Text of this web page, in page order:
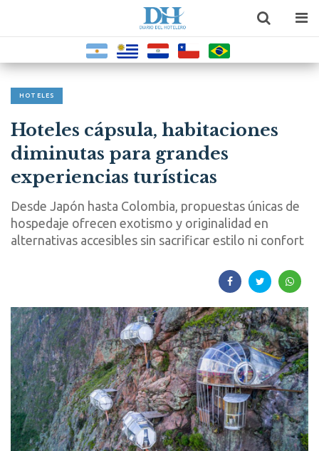
HOTELES
Hoteles cápsula, habitaciones
diminutas para grandes
experiencias turísticas
Desde Japón hasta Colombia, propuestas únicas de
hospedaje ofrecen exotismo y originalidad en
alternativas accesibles sin sacrificar estilo ni confort